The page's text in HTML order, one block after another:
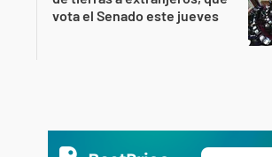
vota el Senado este jueves